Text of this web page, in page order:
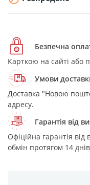
Безпечна
Карткою на сайті або
Умови
Доставка "Новою
адресу.
Гарантія від
Офіційна гарантія
обмін протягом 14